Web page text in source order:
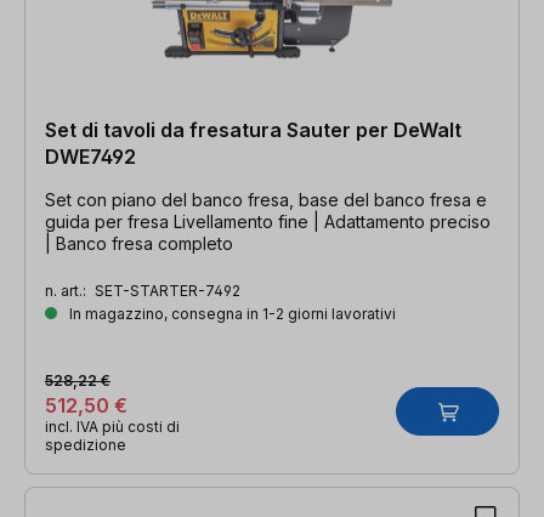
Set di tavoli da fresatura Sauter per DeWalt
DWE7492
Set con piano del banco fresa, base del banco fresa e
guida per fresa Livellamento fine | Adattamento preciso
| Banco fresa completo
n. art.: SET-STARTER-7492
In magazzino, consegna in 1-2 giorni lavorativi
512,50 €
528,22 €
incl. IVA più costi di
spedizione